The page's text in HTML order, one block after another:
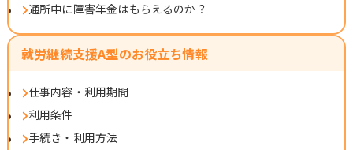
通所中に障害年金はもらえるのか？
就労継続支援A型のお役立ち情報
仕事内容・利用期間
利用条件
手続き・利用方法